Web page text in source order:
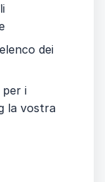
dei
i
la vostra